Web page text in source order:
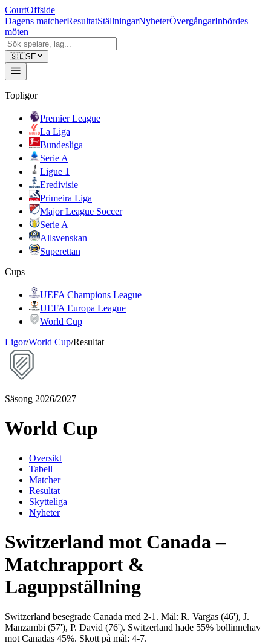
CourtOffside
Dagens matcherResultatStällningarNyheterÖvergångarInbördes
möten
🇸🇪SE
Topligor
Premier League
La Liga
Bundesliga
Serie A
Ligue 1
Eredivisie
Primeira Liga
Major League Soccer
Serie A
Allsvenskan
Superettan
Cups
UEFA Champions League
UEFA Europa League
World Cup
Ligor/World Cup/Resultat
Säsong 2026/2027
World Cup
Oversikt
Tabell
Matcher
Resultat
Skytteliga
Nyheter
Switzerland mot Canada –
Matchrapport &
Laguppställning
Switzerland besegrade Canada med 2-1. Mål: R. Vargas (46'), J.
Manzambi (57'), P. David (76'). Switzerland hade 55% bollinnehav
mot Canadas 45%. Skott på mål: 4-7.